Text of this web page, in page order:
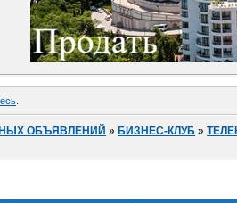
ОБЪЯВЛЕНИЙ »БИЗНЕС-КЛУБ »